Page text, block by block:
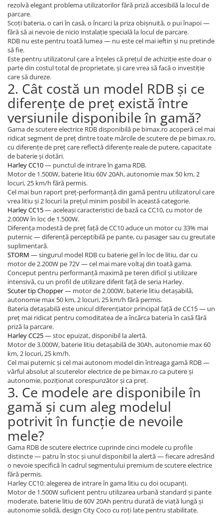
rezolvă elegant problema utilizatorilor fără priză accesibilă la locul de
parcare.
Scoți bateria, o cari în casă, o încarci la priza obișnuită, o pui înapoi —
fără să ai nevoie de nicio instalație specială la locul de parcare.
RDB nu este pentru toată lumea — nu este cel mai ieftin și nu pretinde
să fie.
Este pentru utilizatorul care a înțeles că prețul de achiziție este doar o
parte din costul total de proprietate, și care vrea să facă o investiție
care să dureze.
2. Cât costă un model RDB și ce
diferențe de preț există între
versiunile disponibile în gamă?
Gama de scutere electrice RDB disponibilă pe bimax.ro acoperă cel mai
ridicat segment de preț dintre toate mărcile de scutere de pe bimax.ro,
cu diferențe de preț care reflectă diferențe reale de putere, capacitate
de baterie și dotări.
Harley CC10— punctul de intrare în gama RDB.
Motor de 1.500W, baterie litiu 60V 20Ah, autonomie max 50 km, 2
locuri, 25 km/h fără permis.
Cel mai bun raport preț-performanță din gamă pentru utilizatorul care
vrea litiu și 2 locuri la prețul minim posibil în această categorie.
Harley CC15— aceleași caracteristici de bază ca CC10, cu motor de
2.000W în loc de 1.500W.
Diferența modestă de preț față de CC10 aduce un motor cu 33% mai
puternic — diferență perceptibilă pe pante, cu pasager sau cu greutate
suplimentară.
STORM — singurul model RDB cu baterie gel în loc de litiu, dar cu
motor de 2.200W pe 72V — cel mai mare voltaj din toată gama.
Conceput pentru performanță maximă pe teren dificil și utilizare
intensivă, cu un profil de utilizare diferit față de seria Harley.
Scuter tip Chopper— motor de 2.000W, baterie litiu detașabilă,
autonomie max 50 km, 2 locuri, 25 km/h fără permis.
Bateria detașabilă este unicul diferențiator principal față de CC15 — un
preț mai ridicat pentru comoditatea de a încărca bateria în casă fără
priză la parcare.
Harley CC25— stoc epuizat, disponibil la alertă.
Motor de 3.000W, baterie litiu detașabilă de 30Ah, autonomie max 60
km, 2 locuri, 25 km/h.
Cel mai puternic și cel mai autonom model din întreaga gamă RDB —
vârful absolut al scuterelor electrice de pe bimax.ro ca putere și
autonomie, poziționat corespunzător și ca preț.
3. Ce modele are disponibile în
gamă și cum aleg modelul
potrivit în funcție de nevoile
mele?
Gama RDB de scutere electrice cuprinde cinci modele cu profile
distincte — patru în stoc și unul disponibil la alertă — fiecare adresând
o nevoie specifică în cadrul segmentului premium de scutere electrice
fără permis.
Harley CC10: alegerea de intrare în gama litiu cu doi ocupanți.
Motor de 1.500W suficient pentru utilizarea urbană standard și pante
moderate, baterie litiu de 60V 20Ah pentru durată de viață lungă și
autonomie solidă, design City Coco cu roți late pentru stabilitate.